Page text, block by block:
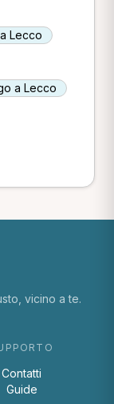
Lecco
a Lecco
vicino a te.
Contatti
Guide